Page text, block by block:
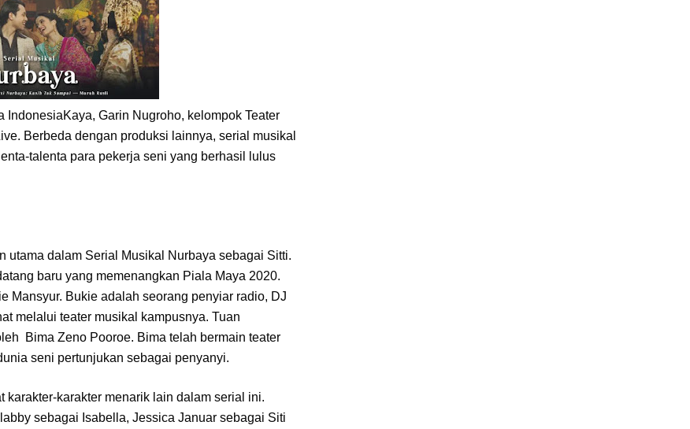
Garin Nugroho, kelompok Teater
Berbeda dengan produksi lainnya, serial musikal
talenta para pekerja seni yang berhasil lulus
utama dalam Serial Musikal Nurbaya sebagai Sitti.
baru yang memenangkan Piala Maya 2020.
Mansyur. Bukie adalah seorang penyiar radio, DJ
melalui teater musikal kampusnya. Tuan
Bima Zeno Pooroe. Bima telah bermain teater
seni pertunjukan sebagai penyanyi.
karakter-karakter menarik lain dalam serial ini.
sebagai Isabella, Jessica Januar sebagai Siti